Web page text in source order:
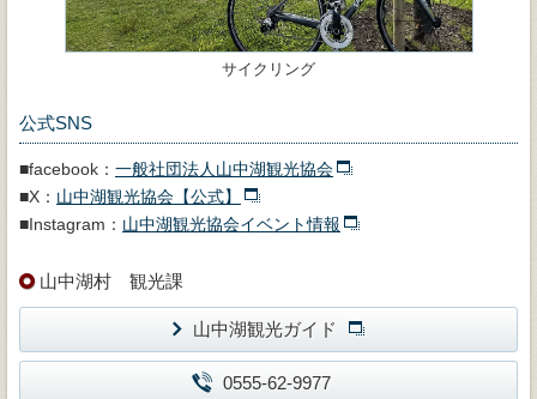
サイクリング
公式SNS
■facebook： 一般社団法人山中湖観光協会
■X： 山中湖観光協会【公式】
■Instagram： 山中湖観光協会イベント情報
山中湖村 観光課
山中湖観光ガイド
0555-62-9977